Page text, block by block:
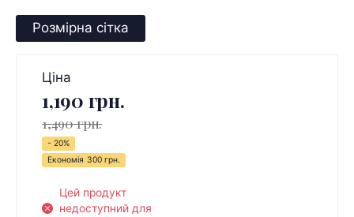
Розмірна сітка
Ціна
1,190 грн.
1,490 грн.
- 20%
Економія 300 грн.
Цей продукт
недоступний для